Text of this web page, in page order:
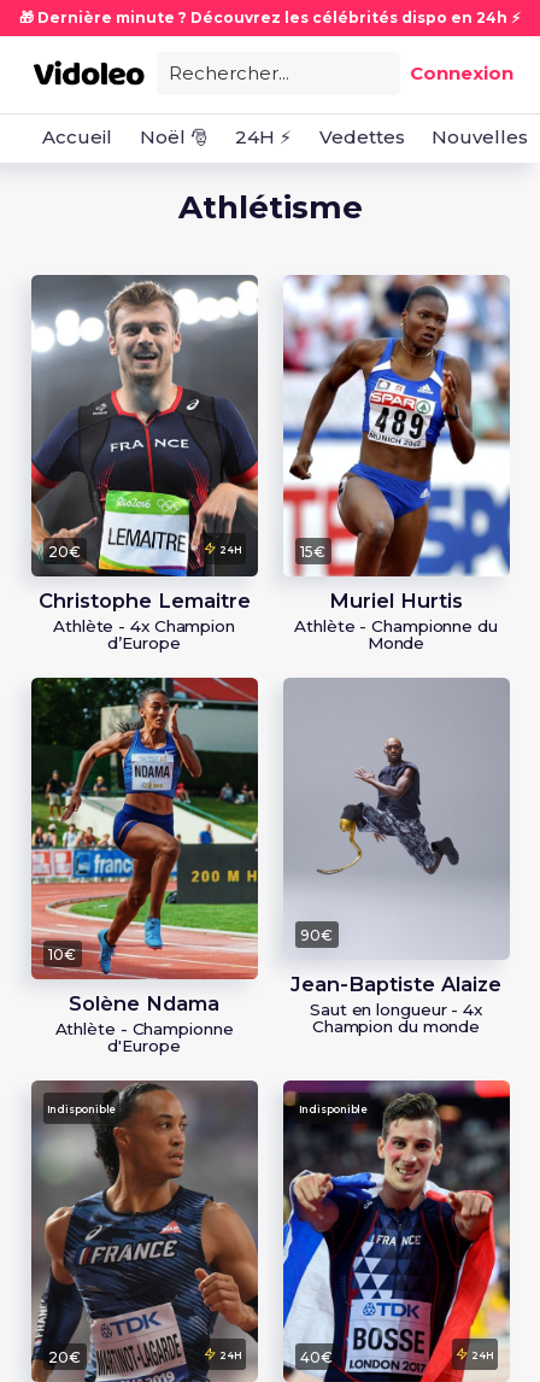
🎁 Dernière minute ? Découvrez les célébrités dispo en 24h ⚡
Rechercher... Connexion
Accueil Noël 🎅 24H ⚡ Vedettes Nouvelles
Athlétisme
24H
20€
Christophe Lemaitre
Athlète - 4x Champion
d’Europe
15€
Muriel Hurtis
Athlète - Championne du
Monde
10€
Solène Ndama
Athlète - Championne
d'Europe
90€
Jean-Baptiste Alaize
Saut en longueur - 4x
Champion du monde
Indisponible
24H
20€
Indisponible
24H
40€